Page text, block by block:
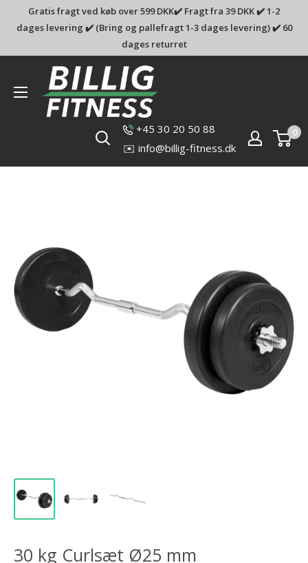
Gratis fragt ved køb over 599 DKK✔️ Fragt fra 39 DKK ✔️ 1-2
dages levering ✔️ (Bring og pallefragt 1-3 dages levering) ✔️ 60
dages returret
Billig-
fitness.dk
+45 30 20 50 88
✉️ info@billig-fitness.dk
0
30 kg Curlsæt Ø25 mm